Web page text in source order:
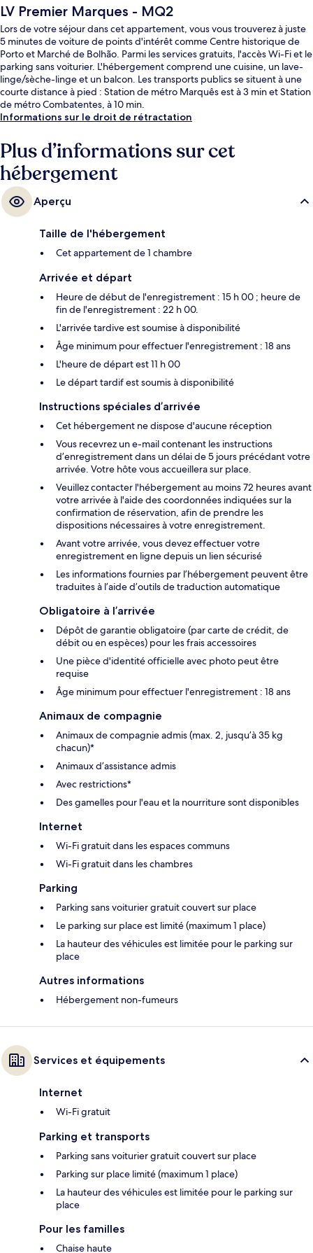
LV Premier Marques - MQ2
Lors de votre séjour dans cet appartement, vous vous trouverez à juste
5 minutes de voiture de points d'intérêt comme Centre historique de
Porto et Marché de Bolhão. Parmi les services gratuits, l'accès Wi-Fi et le
parking sans voiturier. L'hébergement comprend une cuisine, un lave-
linge/sèche-linge et un balcon. Les transports publics se situent à une
courte distance à pied : Station de métro Marquês est à 3 min et Station
de métro Combatentes, à 10 min.
Informations sur le droit de rétractation
Plus d’informations sur cet
hébergement
Aperçu
Taille de l'hébergement
Cet appartement de 1 chambre
Arrivée et départ
Heure de début de l'enregistrement : 15 h 00 ; heure de
fin de l'enregistrement : 22 h 00.
L'arrivée tardive est soumise à disponibilité
Âge minimum pour effectuer l'enregistrement : 18 ans
L'heure de départ est 11 h 00
Le départ tardif est soumis à disponibilité
Instructions spéciales d’arrivée
Cet hébergement ne dispose d'aucune réception
Vous recevrez un e-mail contenant les instructions
d’enregistrement dans un délai de 5 jours précédant votre
arrivée. Votre hôte vous accueillera sur place.
Veuillez contacter l'hébergement au moins 72 heures avant
votre arrivée à l'aide des coordonnées indiquées sur la
confirmation de réservation, afin de prendre les
dispositions nécessaires à votre enregistrement.
Avant votre arrivée, vous devez effectuer votre
enregistrement en ligne depuis un lien sécurisé
Les informations fournies par l’hébergement peuvent être
traduites à l’aide d’outils de traduction automatique
Obligatoire à l’arrivée
Dépôt de garantie obligatoire (par carte de crédit, de
débit ou en espèces) pour les frais accessoires
Une pièce d'identité officielle avec photo peut être
requise
Âge minimum pour effectuer l'enregistrement : 18 ans
Animaux de compagnie
Animaux de compagnie admis (max. 2, jusqu’à 35 kg
chacun)*
Animaux d’assistance admis
Avec restrictions*
Des gamelles pour l'eau et la nourriture sont disponibles
Internet
Wi-Fi gratuit dans les espaces communs
Wi-Fi gratuit dans les chambres
Parking
Parking sans voiturier gratuit couvert sur place
Le parking sur place est limité (maximum 1 place)
La hauteur des véhicules est limitée pour le parking sur
place
Autres informations
Hébergement non-fumeurs
Services et équipements
Internet
Wi-Fi gratuit
Parking et transports
Parking sans voiturier gratuit couvert sur place
Parking sur place limité (maximum 1 place)
La hauteur des véhicules est limitée pour le parking sur
place
Pour les familles
Chaise haute